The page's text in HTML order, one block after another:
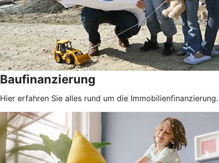
Baufinanzierung
Hier erfahren Sie alles rund um die Immobilienfinanzierung.